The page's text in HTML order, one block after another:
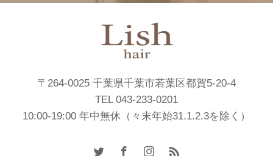
〒264-0025 千葉県千葉市若葉区都賀5-20-4
TEL 043-233-0201
10:00-19:00 年中無休（々末年始31.1.2.3を除く）